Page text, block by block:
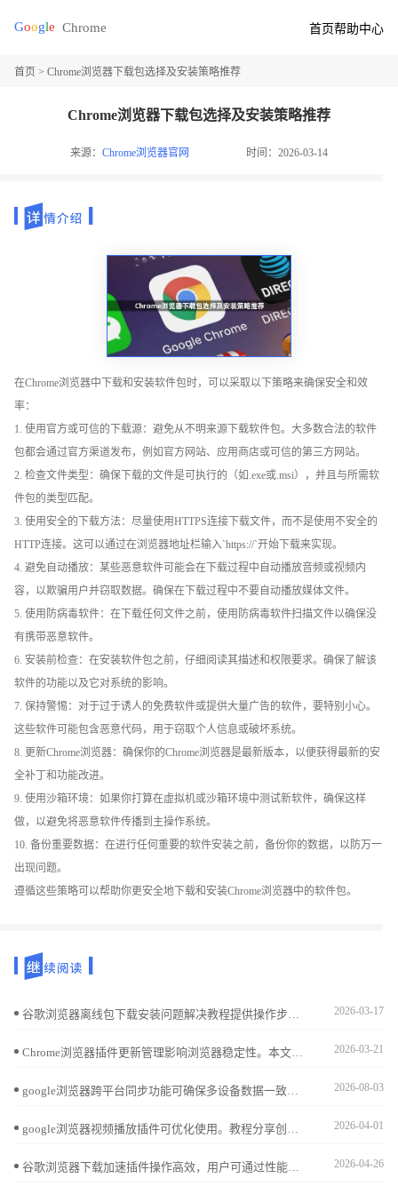
首页帮助中心
首页 > Chrome浏览器下载包选择及安装策略推荐
Chrome浏览器下载包选择及安装策略推荐
来源：Chrome浏览器官网 时间：2026-03-14
在Chrome浏览器中下载和安装软件包时，可以采取以下策略来确保安全和效
率：
1. 使用官方或可信的下载源：避免从不明来源下载软件包。大多数合法的软件
包都会通过官方渠道发布，例如官方网站、应用商店或可信的第三方网站。
2. 检查文件类型：确保下载的文件是可执行的（如.exe或.msi），并且与所需软
件包的类型匹配。
3. 使用安全的下载方法：尽量使用HTTPS连接下载文件，而不是使用不安全的
HTTP连接。这可以通过在浏览器地址栏输入`https://`开始下载来实现。
4. 避免自动播放：某些恶意软件可能会在下载过程中自动播放音频或视频内
容，以欺骗用户并窃取数据。确保在下载过程中不要自动播放媒体文件。
5. 使用防病毒软件：在下载任何文件之前，使用防病毒软件扫描文件以确保没
有携带恶意软件。
6. 安装前检查：在安装软件包之前，仔细阅读其描述和权限要求。确保了解该
软件的功能以及它对系统的影响。
7. 保持警惕：对于过于诱人的免费软件或提供大量广告的软件，要特别小心。
这些软件可能包含恶意代码，用于窃取个人信息或破坏系统。
8. 更新Chrome浏览器：确保你的Chrome浏览器是最新版本，以便获得最新的安
全补丁和功能改进。
9. 使用沙箱环境：如果你打算在虚拟机或沙箱环境中测试新软件，确保这样
做，以避免将恶意软件传播到主操作系统。
10. 备份重要数据：在进行任何重要的软件安装之前，备份你的数据，以防万一
出现问题。
遵循这些策略可以帮助你更安全地下载和安装Chrome浏览器中的软件包。
谷歌浏览器离线包下载安装问题解决教程提供操作步骤和实用技巧，帮助用户快速排查和解决安装异常，确保浏览器顺利完成安装。 2026-03-17
Chrome浏览器插件更新管理影响浏览器稳定性。本文提供详细操作流程和优化方法，帮助用户高效维护插件，保证浏览器功能正常运行。 2026-03-21
google浏览器跨平台同步功能可确保多设备数据一致。本教程解析操作方案，帮助用户高效管理书签、密码和设置，实现便捷跨设备使用。 2026-08-03
google浏览器视频播放插件可优化使用。教程分享创新操作方法，包括安装配置、播放调节和流畅优化技巧，帮助用户获得稳定顺畅的视频观看体验。 2026-04-01
谷歌浏览器下载加速插件操作高效，用户可通过性能实测掌握最佳配置，实现文件快速下载和任务管理。 2026-04-26